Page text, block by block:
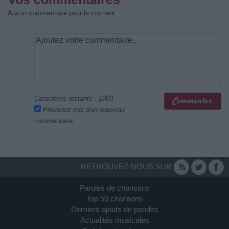
Aucun commentaire pour le moment
Caractères restants : 1000
Prévenez-moi d'un nouveau
commentaire
RETROUVEZ-NOUS SUR
Paroles de chansons
Top 50 chansons
Derniers ajouts de paroles
Actualités musicales